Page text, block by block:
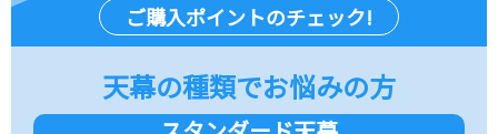
ご購入ポイントのチェック!
天幕の種類でお悩みの方